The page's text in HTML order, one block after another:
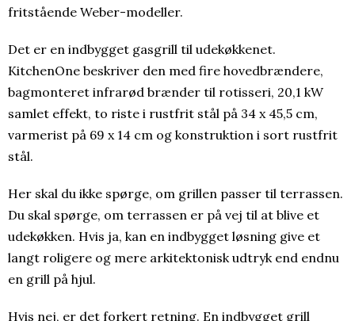
fritstående Weber-modeller.
Det er en indbygget gasgrill til udekøkkenet.
KitchenOne beskriver den med fire hovedbrændere,
bagmonteret infrarød brænder til rotisseri, 20,1 kW
samlet effekt, to riste i rustfrit stål på 34 x 45,5 cm,
varmerist på 69 x 14 cm og konstruktion i sort rustfrit
stål.
Her skal du ikke spørge, om grillen passer til terrassen.
Du skal spørge, om terrassen er på vej til at blive et
udekøkken. Hvis ja, kan en indbygget løsning give et
langt roligere og mere arkitektonisk udtryk end endnu
en grill på hjul.
Hvis nej, er det forkert retning. En indbygget grill